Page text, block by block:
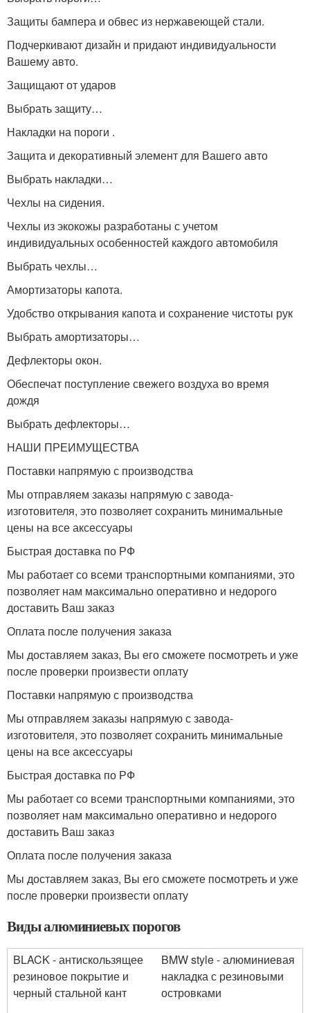
Защиты бампера и обвес из нержавеющей стали.
Подчеркивают дизайн и придают индивидуальности
Вашему авто.
Защищают от ударов
Выбрать защиту…
Накладки на пороги .
Защита и декоративный элемент для Вашего авто
Выбрать накладки…
Чехлы на сидения.
Чехлы из экокожы разработаны с учетом
индивидуальных особенностей каждого автомобиля
Выбрать чехлы…
Амортизаторы капота.
Удобство открывания капота и сохранение чистоты рук
Выбрать амортизаторы…
Дефлекторы окон.
Обеспечат поступление свежего воздуха во время
дождя
Выбрать дефлекторы…
НАШИ ПРЕИМУЩЕСТВА
Поставки напрямую с производства
Мы отправляем заказы напрямую с завода-
изготовителя, это позволяет сохранить минимальные
цены на все аксессуары
Быстрая доставка по РФ
Мы работает со всеми транспортными компаниями, это
позволяет нам максимально оперативно и недорого
доставить Ваш заказ
Оплата после получения заказа
Мы доставляем заказ, Вы его сможете посмотреть и уже
после проверки произвести оплату
Поставки напрямую с производства
Мы отправляем заказы напрямую с завода-
изготовителя, это позволяет сохранить минимальные
цены на все аксессуары
Быстрая доставка по РФ
Мы работает со всеми транспортными компаниями, это
позволяет нам максимально оперативно и недорого
доставить Ваш заказ
Оплата после получения заказа
Мы доставляем заказ, Вы его сможете посмотреть и уже
после проверки произвести оплату
Виды алюминиевых порогов
BLACK - антискользящее
резиновое покрытие и
черный стальной кант
BMW style - алюминиевая
накладка с резиновыми
островками